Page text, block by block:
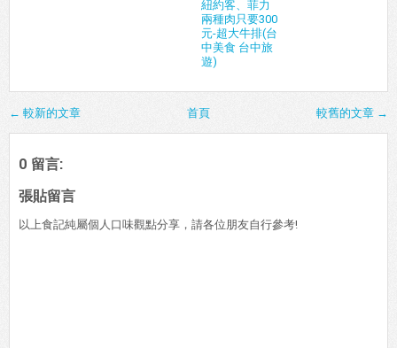
紐約客、菲力
兩種肉只要300
元-超大牛排(台
中美食 台中旅
遊)
← 較新的文章 較舊的文章 →
首頁
0 留言:
張貼留言
以上食記純屬個人口味觀點分享，請各位朋友自行參考!